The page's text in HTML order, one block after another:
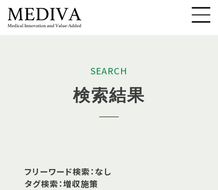
SEARCH
検索結果
フリーワード検索：なし
タグ検索：増収施策